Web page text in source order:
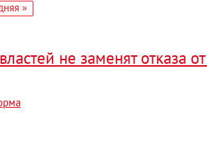
»
не заменят отказа